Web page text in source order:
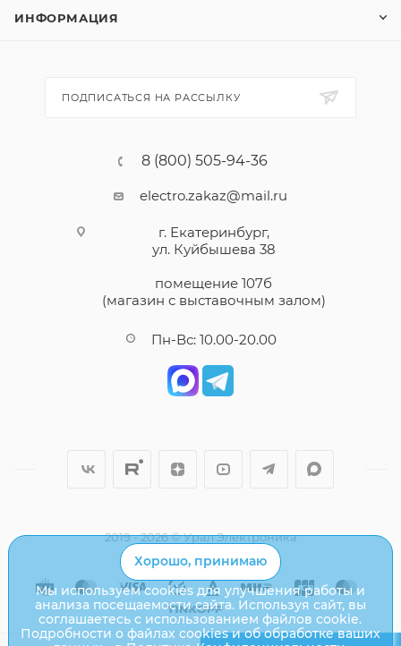
ИНФОРМАЦИЯ
ПОДПИСАТЬСЯ НА РАССЫЛКУ
8 (800) 505-94-36
electro.zakaz@mail.ru
г. Екатеринбург,
ул. Куйбышева 38
помещение 107б
(магазин с выставочным залом)
Пн-Вс: 10.00-20.00
2019 - 2026 © Урал Электроника
Мы используем cookies для улучшения работы и
анализа посещаемости сайта. Используя сайт, вы
соглашаетесь с использованием файлов cookie.
Подробности о файлах cookies и об обработке ваших
Хорошо, принимаю